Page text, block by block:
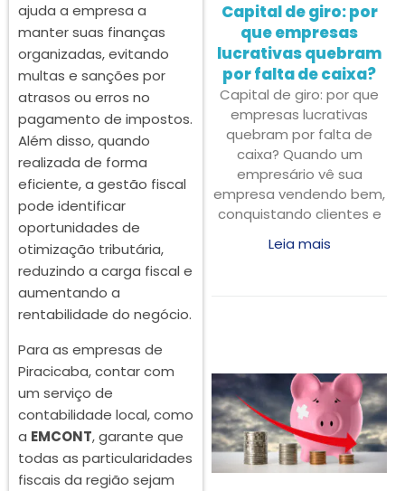
ajuda a empresa a
manter suas finanças
organizadas, evitando
multas e sanções por
atrasos ou erros no
pagamento de impostos.
Além disso, quando
realizada de forma
eficiente, a gestão fiscal
pode identificar
oportunidades de
otimização tributária,
reduzindo a carga fiscal e
aumentando a
rentabilidade do negócio.
Para as empresas de
Piracicaba, contar com
um serviço de
contabilidade local, como
a EMCONT, garante que
todas as particularidades
fiscais da região sejam
Capital de giro: por
que empresas
lucrativas quebram
por falta de caixa?
Capital de giro: por que
empresas lucrativas
quebram por falta de
caixa? Quando um
empresário vê sua
empresa vendendo bem,
conquistando clientes e
Leia mais